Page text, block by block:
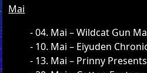
Mai
04. Mai – Wildcat Gun
10. Mai – Eiyuden
13. Mai – Prinny